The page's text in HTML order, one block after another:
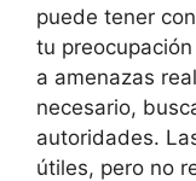
puede tener
tu
a amenazas
necesario,
autoridades.
útiles, pero no